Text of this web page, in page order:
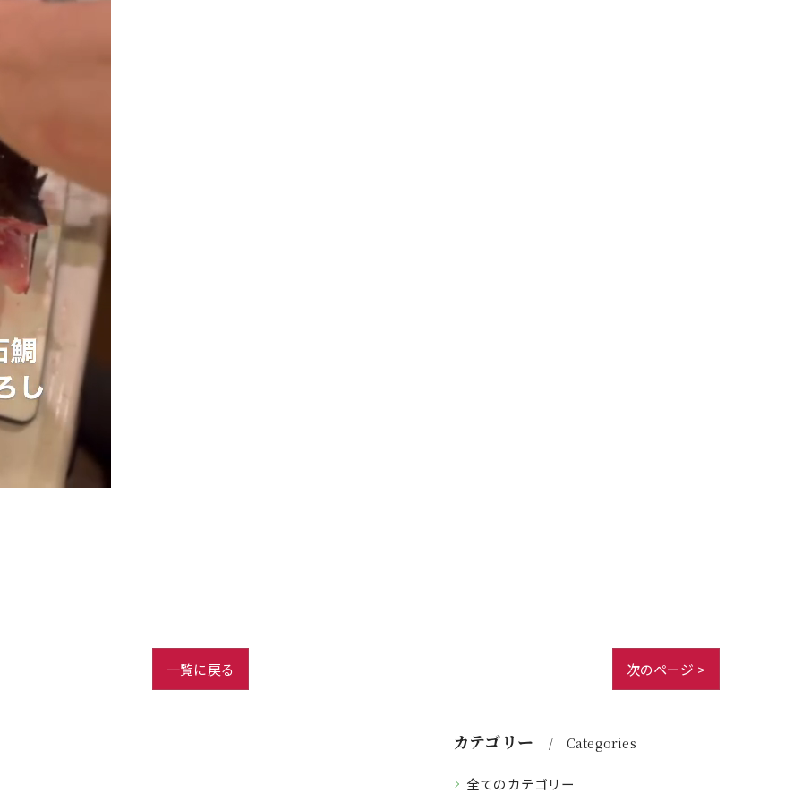
一覧に戻る 次のページ >
カテゴリー Categories
全てのカテゴリー